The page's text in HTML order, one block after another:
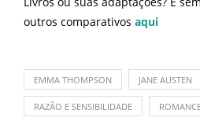
outros comparativos aqui
EMMA THOMPSON JANE AUSTEN
RAZÃO E SENSIBILIDADE